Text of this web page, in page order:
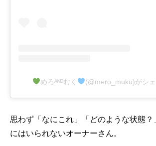
めろᴬᴺᴰむく (@mero_muku)がシ
思わず「なにこれ」「どのような状態
にはいられないオーナーさん。